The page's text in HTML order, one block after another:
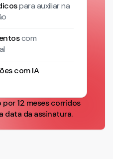
para auxiliar na
com
com IA
12 meses corridos
data da assinatura.